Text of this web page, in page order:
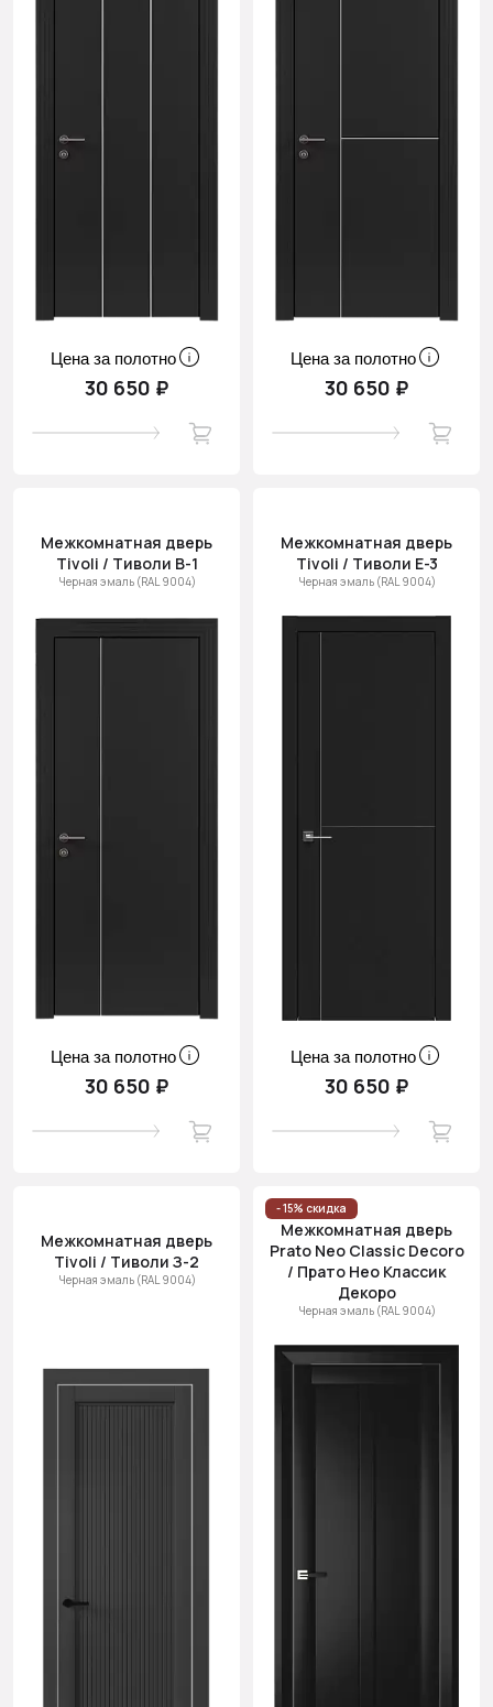
Цена за полотно
30 650 ₽
Цена за полотно
30 650 ₽
Межкомнатная дверь
Tivoli / Тиволи В-1
Черная эмаль (RAL 9004)
Цена за полотно
30 650 ₽
Межкомнатная дверь
Tivoli / Тиволи Е-3
Черная эмаль (RAL 9004)
Цена за полотно
30 650 ₽
Межкомнатная дверь
Tivoli / Тиволи З-2
Черная эмаль (RAL 9004)
- 15% скидка
Межкомнатная дверь
Prato Neo Classic Decoro
/ Прато Нео Классик
Декоро
Черная эмаль (RAL 9004)